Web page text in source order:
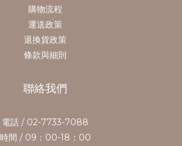
購物流程
運送政策
退換貨政策
條款與細則
聯絡我們
電話 / 02-7733-7088
時間 / 09：00-18：00